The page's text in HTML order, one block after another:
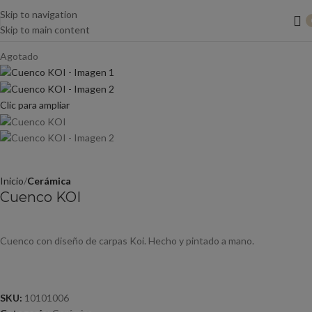
Skip to navigation
Skip to main content
Agotado
Clic para ampliar
Inicio Cerámica
Cuenco KOI
Cuenco con diseño de carpas Koi. Hecho y pintado a mano.
SKU: 10101006